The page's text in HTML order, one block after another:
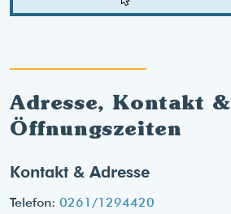
Adresse, Kontakt &
Öffnungszeiten
Kontakt & Adresse
Telefon: 0261/1294420